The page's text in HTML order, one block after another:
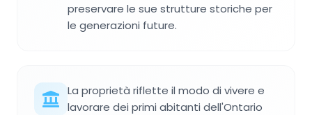
preservare le sue strutture storiche per
le generazioni future.
La proprietà riflette il modo di vivere e
lavorare dei primi abitanti dell'Ontario